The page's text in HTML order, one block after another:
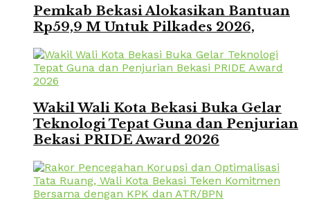
Pemkab Bekasi Alokasikan Bantuan
Rp59,9 M Untuk Pilkades 2026,
Wakil Wali Kota Bekasi Buka Gelar
Teknologi Tepat Guna dan Penjurian
Bekasi PRIDE Award 2026